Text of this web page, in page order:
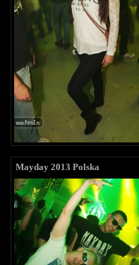
Mayday 2013 Polska